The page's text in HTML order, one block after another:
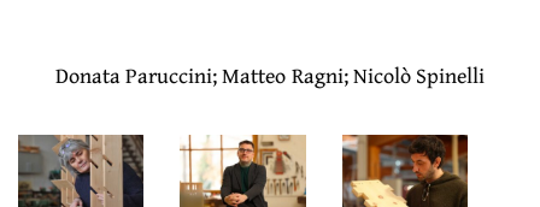
Donata Paruccini; Matteo Ragni; Nicolò Spinelli